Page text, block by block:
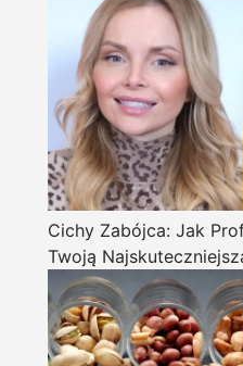
Cichy Zabójca: Jak
Twoją